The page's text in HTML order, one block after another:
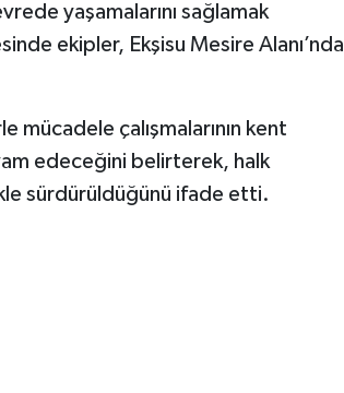
yaşamalarını sağlamak
ekipler, Ekşisu Mesire Alanı’nda
mücadele çalışmalarının kent
edeceğini belirterek, halk
sürdürüldüğünü ifade etti.